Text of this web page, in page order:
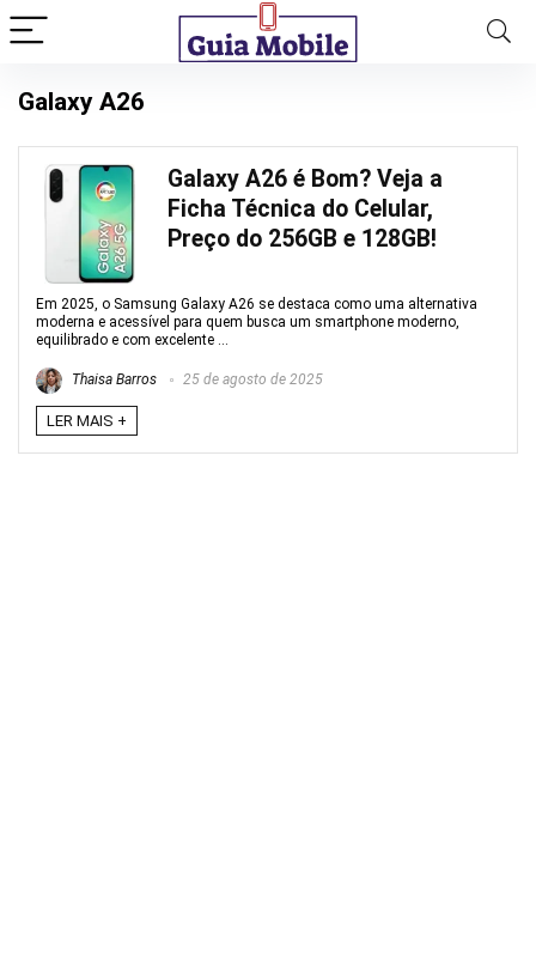
Galaxy A26
Galaxy A26 é Bom? Veja a
Ficha Técnica do Celular,
Preço do 256GB e 128GB!
Em 2025, o Samsung Galaxy A26 se destaca como uma alternativa
moderna e acessível para quem busca um smartphone moderno,
equilibrado e com excelente ...
Thaisa Barros 25 de agosto de 2025
LER MAIS +